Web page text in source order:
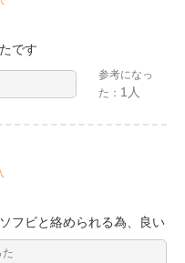
です
参考になっ
た： 1人
フビと絡められる為、良い
た